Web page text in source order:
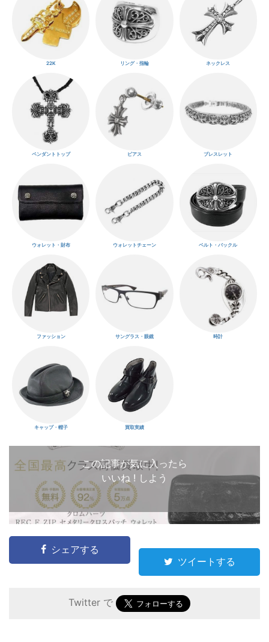
22K リング・指輪 ネックレス
ペンダントトップ ピアス ブレスレット
ウォレット・財布 ウォレットチェーン ベルト・バックル
ファッション サングラス・眼鏡 時計
キャップ・帽子 買取実績
この記事が気に入ったら
いいね ! しよう
シェアする
ツイートする
Twitter で